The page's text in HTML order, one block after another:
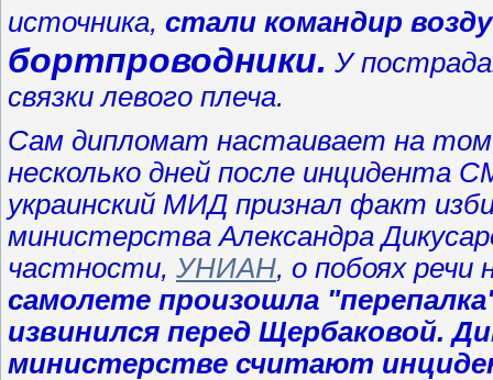
источника, стали командир
бортпроводники. У
связки левого плеча.
Сам дипломат настаивает на
несколько дней после инцидента
украинский МИД признал факт
министерства Александра
частности, УНИАН, о побоях речи
самолете произошла
извинился перед Щербаковой.
министерстве считают